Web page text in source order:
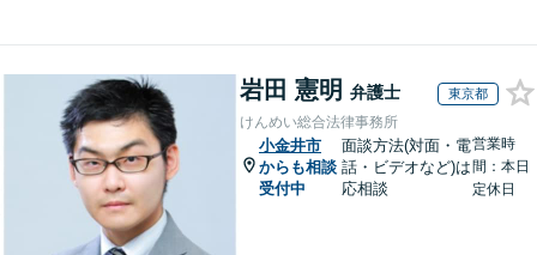
岩田 憲明 弁護士 東京都
けんめい総合法律事務所
小金井市
からも相談
受付中
面談方法(対面・電
話・ビデオなど)は
応相談
営業時
間：本日
定休日